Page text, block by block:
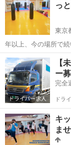
っ
東京
年以上、今の場所で
ト、ストレス発散…
東京 豊島区
【
ー
完全
ドラ
キ
ま